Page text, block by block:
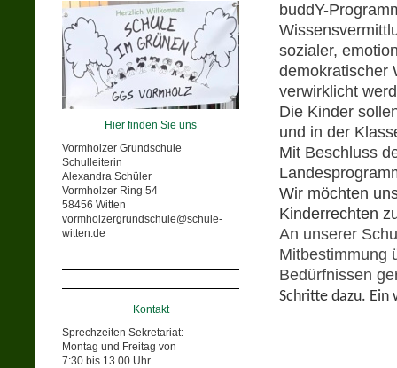
Hier finden Sie uns
Vormholzer Grundschule
Schulleiterin
Alexandra Schüler
Vormholzer Ring 54
58456 Witten
vormholzergrundschule@schule-
witten.de
Kontakt
Sprechzeiten Sekretariat:
Montag und Freitag von
7:30 bis 13.00 Uhr
buddY-
sozialer,
demokratischer
verwirklicht
Die Kinder
und in der
Mit Beschluss
Wir möchten
Kinderrechten
An unserer
Mitbestimmung
Bedürfnissen
Schritte dazu. Ein